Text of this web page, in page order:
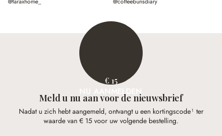
€ 15
NU AANMELDEN
Meld u nu aan voor de nieuwsbrief
Nadat u zich hebt aangemeld, ontvangt u een kortingscode¹ ter
waarde van € 15 voor uw volgende bestelling.